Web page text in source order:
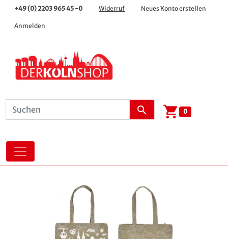
+49 (0) 2203 965 45 -0 Widerruf Neues Konto erstellen
Anmelden
search shopping_cart 0